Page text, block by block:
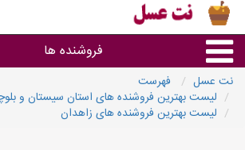
فروشنده ها
گروه ها
نت عسل
فهرست
لیست بهترین فروشنده های استان سیستان و
لیست بهترین فروشنده های زاهدان